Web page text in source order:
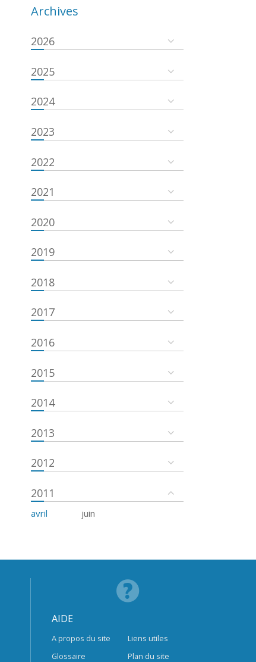
Archives
2026
2025
2024
2023
2022
2021
2020
2019
2018
2017
2016
2015
2014
2013
2012
2011
avril juin
AIDE
A propos du site
Glossaire
Liens utiles
Plan du site